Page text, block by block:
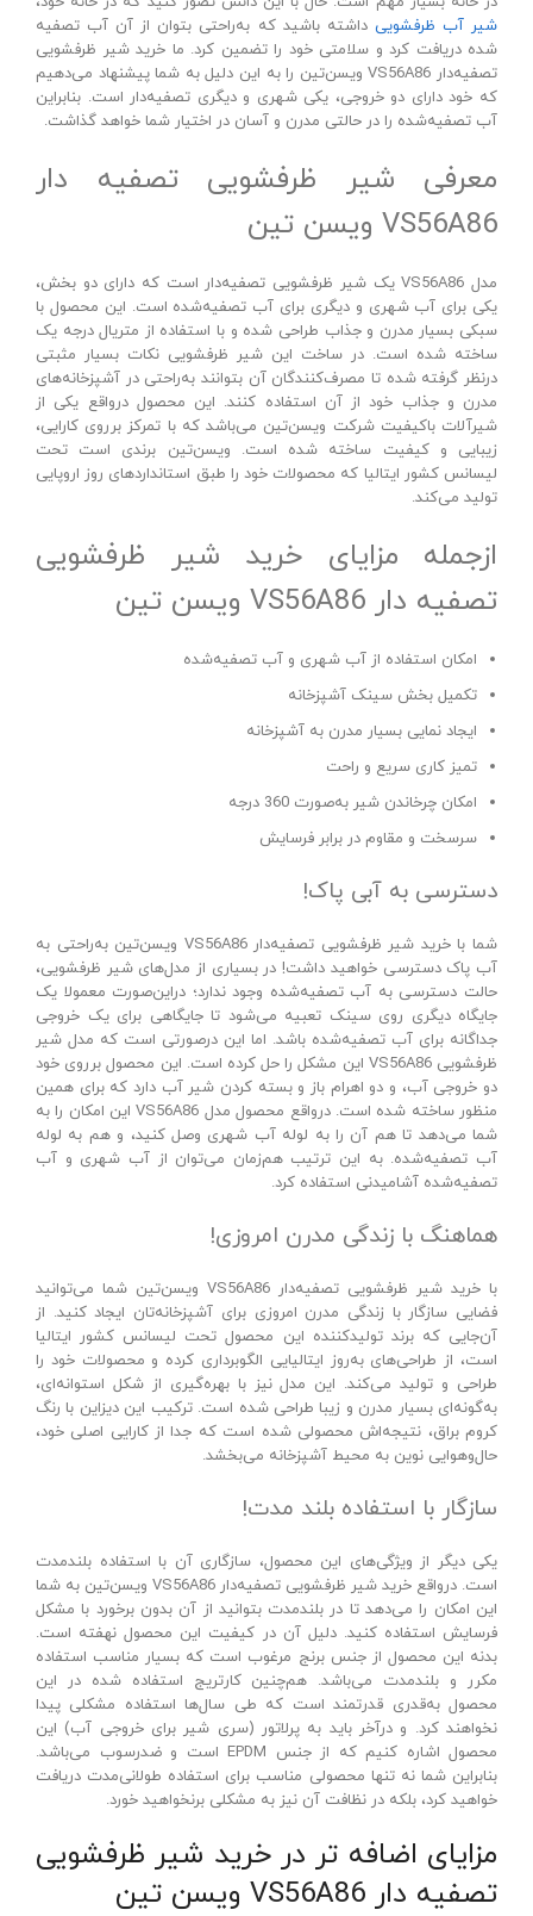
شیر آب ظرفشویی داشته باشید که به‌راحتی بتوان از آن آب تصفیه
شده دریافت کرد و سلامتی خود را تضمین کرد. ما خرید شیر ظرفشویی
تصفیه‌دار VS56A86 ویسن‌تین را به این دلیل به شما پیشنهاد می‌دهیم
که خود دارای دو خروجی، یکی شهری و دیگری تصفیه‌دار است. بنابراین
آب تصفیه‌شده را در حالتی مدرن و آسان در اختیار شما خواهد گذاشت.
معرفی شیر ظرفشویی تصفیه‌ دار
VS56A86 ویسن‌ تین
مدل VS56A86 یک شیر ظرفشویی تصفیه‌دار است که دارای دو بخش،
یکی برای آب شهری و دیگری برای آب تصفیه‌شده است. این محصول با
سبکی بسیار مدرن و جذاب طراحی شده و با استفاده از متریال درجه یک
ساخته شده است. در ساخت این شیر ظرفشویی نکات بسیار مثبتی
درنظر گرفته شده تا مصرف‌کنندگان آن بتوانند به‌راحتی در آشپزخانه‌های
مدرن و جذاب خود از آن استفاده کنند. این محصول درواقع یکی از
شیرآلات باکیفیت شرکت ویسن‌تین می‌باشد که با تمرکز برروی کارایی،
زیبایی و کیفیت ساخته شده است. ویسن‌تین برندی است تحت
لیسانس کشور ایتالیا که محصولات خود را طبق استانداردهای روز اروپایی
تولید می‌کند.
ازجمله مزایای خرید شیر ظرفشویی
تصفیه‌ دار VS56A86 ویسن‌ تین
امکان استفاده از آب شهری و آب تصفیه‌شده
تکمیل بخش سینک آشپزخانه
ایجاد نمایی بسیار مدرن به آشپزخانه
تمیز کاری سریع و راحت
امکان چرخاندن شیر به‌صورت 360 درجه
سرسخت و مقاوم در برابر فرسایش
دسترسی به آبی پاک!
شما با خرید شیر ظرفشویی تصفیه‌دار VS56A86 ویسن‌تین به‌راحتی به
آب پاک دسترسی خواهید داشت! در بسیاری از مدل‌های شیر ظرفشویی،
حالت دسترسی به آب تصفیه‌شده وجود ندارد؛ دراین‌صورت معمولا یک
جایگاه دیگری روی سینک تعبیه می‌شود تا جایگاهی برای یک خروجی
جداگانه برای آب تصفیه‌شده باشد. اما این درصورتی است که مدل شیر
ظرفشویی VS56A86 این مشکل را حل کرده است. این محصول برروی خود
دو خروجی آب، و دو اهرام باز و بسته کردن شیر آب دارد که برای همین
منظور ساخته شده است. درواقع محصول مدل VS56A86 این امکان را به
شما می‌دهد تا هم آن را به لوله آب شهری وصل کنید، و هم به لوله
آب تصفیه‌شده. به این ترتیب هم‌زمان می‌توان از آب شهری و آب
تصفیه‌شده آشامیدنی استفاده کرد.
هماهنگ با زندگی مدرن امروزی!
با خرید شیر ظرفشویی تصفیه‌دار VS56A86 ویسن‌تین شما می‌توانید
فضایی سازگار با زندگی مدرن امروزی برای آشپزخانه‌تان ایجاد کنید. از
آن‌جایی که برند تولیدکننده این محصول تحت لیسانس کشور ایتالیا
است، از طراحی‌های به‌روز ایتالیایی الگوبرداری کرده و محصولات خود را
طراحی و تولید می‌کند. این مدل نیز با بهره‌گیری از شکل استوانه‌ای،
به‌گونه‌ای بسیار مدرن و زیبا طراحی شده است. ترکیب این دیزاین با رنگ
کروم براق، نتیجه‌اش محصولی شده است که جدا از کارایی اصلی خود،
حال‌وهوایی نوین به محیط آشپزخانه می‌بخشد.
سازگار با استفاده بلند مدت!
یکی دیگر از ویژگی‌های این محصول، سازگاری آن با استفاده بلندمدت
است. درواقع خرید شیر ظرفشویی تصفیه‌دار VS56A86 ویسن‌تین به شما
این امکان را می‌دهد تا در بلندمدت بتوانید از آن بدون برخورد با مشکل
فرسایش استفاده کنید. دلیل آن در کیفیت این محصول نهفته است.
بدنه این محصول از جنس برنج مرغوب است که بسیار مناسب استفاده
مکرر و بلندمدت می‌باشد. هم‌چنین کارتریج استفاده شده در این
محصول به‌قدری قدرتمند است که طی سال‌ها استفاده مشکلی پیدا
نخواهند کرد. و درآخر باید به پرلاتور (سری شیر برای خروجی آب) این
محصول اشاره کنیم که از جنس EPDM است و ضدرسوب می‌باشد.
بنابراین شما نه تنها محصولی مناسب برای استفاده طولانی‌مدت دریافت
خواهید کرد، بلکه در نظافت آن نیز به مشکلی برنخواهید خورد.
مزایای اضافه‌ تر در خرید شیر ظرفشویی
تصفیه‌ دار VS56A86 ویسن‌ تین